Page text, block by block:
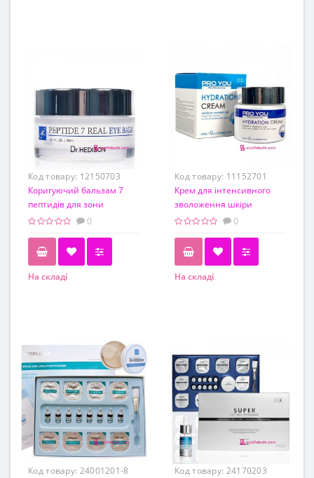
Код товару: 12150703
Коригуючий бальзам 7
пептидів для зони
навколо очей Dr.Hedison
мл
0
На складі
Код товару: 11152701
Крем для інтенсивного
зволоження шкіри
обличчя з гіалуроновою
Professional Hydration, 60г
0
На складі
Код товару: 24001201-8
Код товару: 24170203